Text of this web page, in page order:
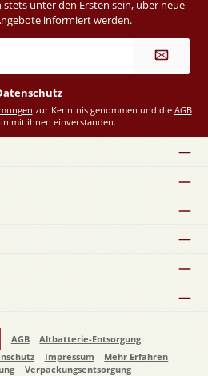
unter den Ersten sein, über neue
informiert werden.
zur Kenntnis genommen und die AGB
mit ihnen einverstanden.
AGB
Altbatterie-Entsorgung
Impressum
Mehr Erfahren
Verpackungsentsorgung